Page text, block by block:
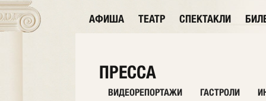
АФИША ТЕАТР СПЕКТАКЛИ
ПРЕССА
ВИДЕОРЕПОРТАЖИ ГАСТРОЛИ